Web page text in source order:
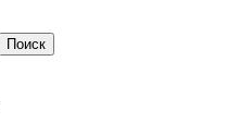
Поиск